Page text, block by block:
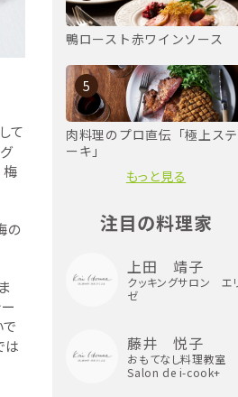
て
梅
の
は
鴨ロースト赤ワインソース
5
肉料理のプロ直伝「極上ステ
ーキ」
もっと見る
注目の料理家
上田 靖子
クッキングサロン エ
ゼ
藤井 悦子
おもてなし料理教室
Salon de i-cook+